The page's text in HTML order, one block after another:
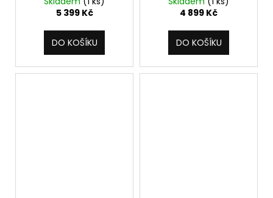
5 399 Kč
DO KOŠÍKU
4 899 Kč
DO KOŠÍKU